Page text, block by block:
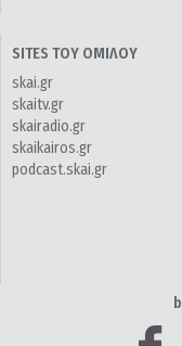
SITES ΤΟΥ ΟΜΙΛΟΥ
skai.gr
skaitv.gr
skairadio.gr
skaikairos.gr
podcast.skai.gr